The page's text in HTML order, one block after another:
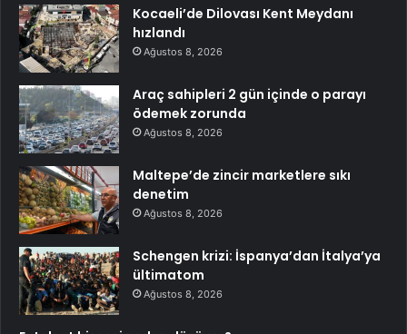
Kocaeli’de Dilovası Kent Meydanı
hızlandı
Ağustos 8, 2026
Araç sahipleri 2 gün içinde o parayı
ödemek zorunda
Ağustos 8, 2026
Maltepe’de zincir marketlere sıkı
denetim
Ağustos 8, 2026
Schengen krizi: İspanya’dan İtalya’ya
ültimatom
Ağustos 8, 2026